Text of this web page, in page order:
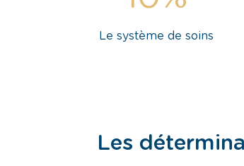
Le système de soins
Les